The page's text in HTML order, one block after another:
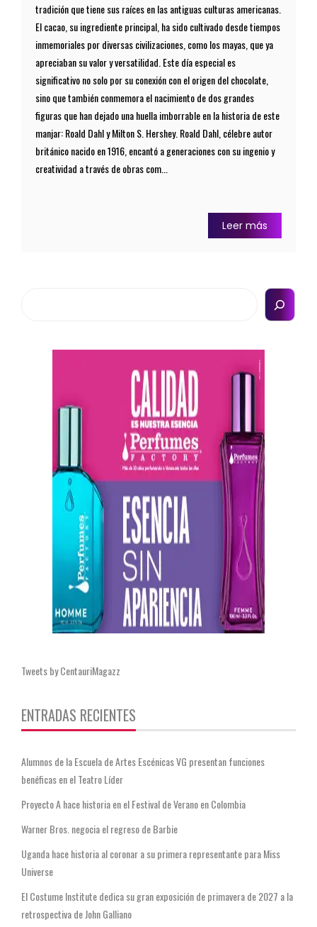
tradición que tiene sus raíces en las antiguas culturas americanas.
El cacao, su ingrediente principal, ha sido cultivado desde tiempos
inmemoriales por diversas civilizaciones, como los mayas, que ya
apreciaban su valor y versatilidad. Este día especial es
significativo no solo por su conexión con el origen del chocolate,
sino que también conmemora el nacimiento de dos grandes
figuras que han dejado una huella imborrable en la historia de este
manjar: Roald Dahl y Milton S. Hershey. Roald Dahl, célebre autor
británico nacido en 1916, encantó a generaciones con su ingenio y
creatividad a través de obras com...
Leer más
Tweets by CentauriMagazz
ENTRADAS RECIENTES
Alumnos de la Escuela de Artes Escénicas VG presentan funciones
benéficas en el Teatro Líder
Proyecto A hace historia en el Festival de Verano en Colombia
Warner Bros. negocia el regreso de Barbie
Uganda hace historia al coronar a su primera representante para Miss
Universe
El Costume Institute dedica su gran exposición de primavera de 2027 a la
retrospectiva de John Galliano